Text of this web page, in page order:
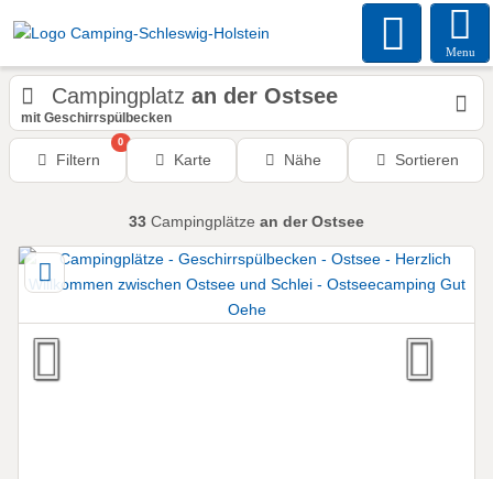
Menu
Campingplatz an der Ostsee
mit Geschirrspülbecken
Filtern
0
Karte Nähe Sortieren
33 Campingplätze an der Ostsee